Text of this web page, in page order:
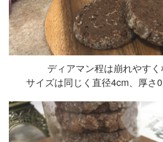
ディアマン程は崩れやす
サイズは同じく直径4cm、厚さ